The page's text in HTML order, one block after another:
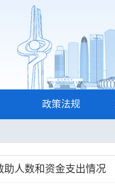
政策法规
助人数和资金支出情况